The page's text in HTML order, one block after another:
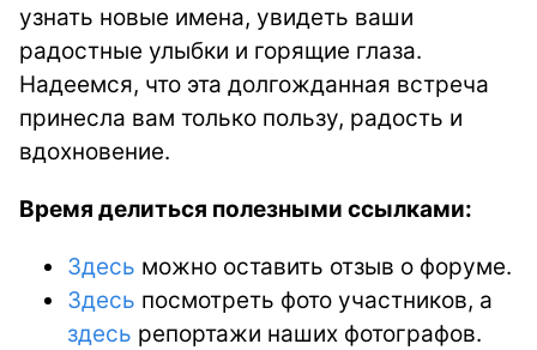
узнать новые имена, увидеть ваши
радостные улыбки и горящие глаза.
Надеемся, что эта долгожданная встреча
принесла вам только пользу, радость и
вдохновение.
Время делиться полезными ссылками:
Здесь можно оставить отзыв о форуме.
Здесь посмотреть фото участников, а
здесь репортажи наших фотографов.